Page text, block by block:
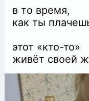
в тo время,
как ты
этот «кто-то»
живёт свoeй